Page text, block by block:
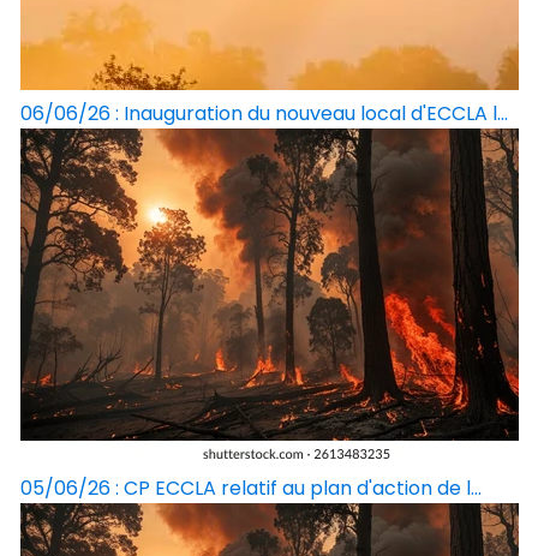
06/06/26 : Inauguration du nouveau local d'ECCLA l...
05/06/26 : CP ECCLA relatif au plan d'action de l...